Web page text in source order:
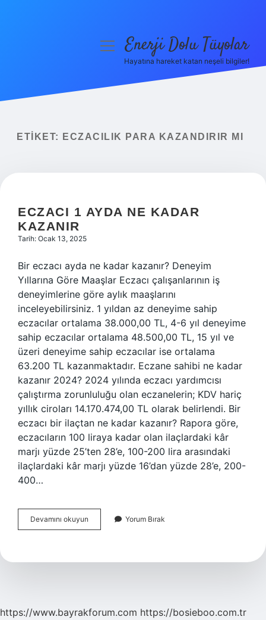
Yasal Uyarı
menüyüEnerji Dolu Tüyolar
Hayatına hareket katan neşeli bilgiler!
ETIKET: ECZACILIK PARA KAZANDIRIR MI
ECZACI 1 AYDA NE KADAR
KAZANIR
Tarih: Ocak 13, 2025
Bir eczacı ayda ne kadar kazanır? Deneyim
Yıllarına Göre Maaşlar Eczacı çalışanlarının iş
deneyimlerine göre aylık maaşlarını
inceleyebilirsiniz. 1 yıldan az deneyime sahip
eczacılar ortalama 38.000,00 TL, 4-6 yıl deneyime
sahip eczacılar ortalama 48.500,00 TL, 15 yıl ve
üzeri deneyime sahip eczacılar ise ortalama
63.200 TL kazanmaktadır. Eczane sahibi ne kadar
kazanır 2024? 2024 yılında eczacı yardımcısı
çalıştırma zorunluluğu olan eczanelerin; KDV hariç
yıllık ciroları 14.170.474,00 TL olarak belirlendi. Bir
eczacı bir ilaçtan ne kadar kazanır? Rapora göre,
eczacıların 100 liraya kadar olan ilaçlardaki kâr
marjı yüzde 25’ten 28’e, 100-200 lira arasındaki
ilaçlardaki kâr marjı yüzde 16’dan yüzde 28’e, 200-
400…
Devamını okuyun
1
Kadar
Yorum Bırak
https://www.bayrakforum.com https://bosieboo.com.tr